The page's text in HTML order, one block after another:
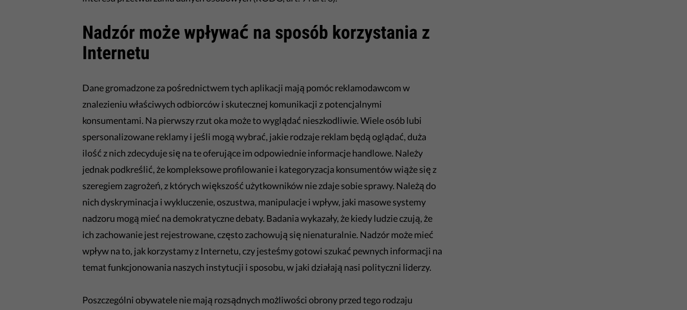
Nadzór może wpływać na sposób korzystania z
Internetu
Dane gromadzone za pośrednictwem tych aplikacji mają pomóc reklamodawcom w
znalezieniu właściwych odbiorców i skutecznej komunikacji z potencjalnymi
konsumentami. Na pierwszy rzut oka może to wyglądać nieszkodliwie. Wiele osób lubi
spersonalizowane reklamy i jeśli mogą wybrać, jakie rodzaje reklam będą oglądać, duża
ilość z nich zdecyduje się na te oferujące im odpowiednie informacje handlowe. Należy
jednak podkreślić, że kompleksowe profilowanie i kategoryzacja konsumentów wiąże się z
szeregiem zagrożeń, z których większość użytkowników nie zdaje sobie sprawy. Należą do
nich dyskryminacja i wykluczenie, oszustwa, manipulacje i wpływ, jaki masowe systemy
nadzoru mogą mieć na demokratyczne debaty. Badania wykazały, że kiedy ludzie czują, że
ich zachowanie jest rejestrowane, często zachowują się nienaturalnie. Nadzór może mieć
wpływ na to, jak korzystamy z Internetu, czy jesteśmy gotowi szukać pewnych informacji na
temat funkcjonowania naszych instytucji i sposobu, w jaki działają nasi polityczni liderzy.
Poszczególni obywatele nie mają rozsądnych możliwości obrony przed tego rodzaju